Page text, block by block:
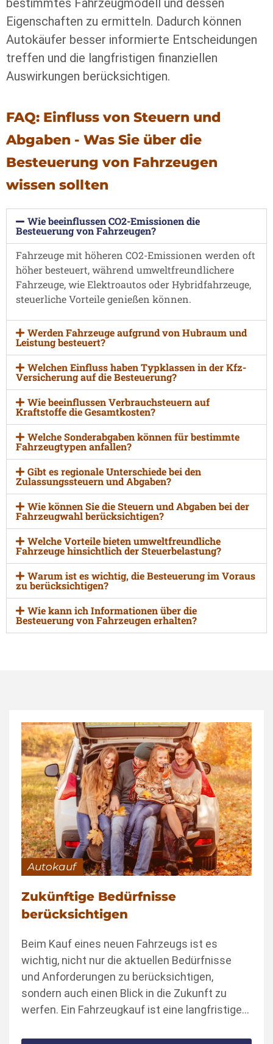
Eigenschaften zu ermitteln. Dadurch können
Autokäufer besser informierte Entscheidungen
treffen und die langfristigen finanziellen
Auswirkungen berücksichtigen.
FAQ: Einfluss von Steuern und
Abgaben - Was Sie über die
Besteuerung von Fahrzeugen
wissen sollten
Wie beeinflussen CO2-Emissionen die
Besteuerung von Fahrzeugen?
Fahrzeuge mit höheren CO2-Emissionen werden oft
höher besteuert, während umweltfreundlichere
Fahrzeuge, wie Elektroautos oder Hybridfahrzeuge,
steuerliche Vorteile genießen können.
Werden Fahrzeuge aufgrund von Hubraum und
Leistung besteuert?
Welchen Einfluss haben Typklassen in der Kfz-
Versicherung auf die Besteuerung?
Wie beeinflussen Verbrauchsteuern auf
Kraftstoffe die Gesamtkosten?
Welche Sonderabgaben können für bestimmte
Fahrzeugtypen anfallen?
Gibt es regionale Unterschiede bei den
Zulassungssteuern und Abgaben?
Wie können Sie die Steuern und Abgaben bei der
Fahrzeugwahl berücksichtigen?
Welche Vorteile bieten umweltfreundliche
Fahrzeuge hinsichtlich der Steuerbelastung?
Warum ist es wichtig, die Besteuerung im Voraus
zu berücksichtigen?
Wie kann ich Informationen über die
Besteuerung von Fahrzeugen erhalten?
Autokauf
Zukünftige Bedürfnisse
berücksichtigen
Beim Kauf eines neuen Fahrzeugs ist es
wichtig, nicht nur die aktuellen Bedürfnisse
und Anforderungen zu berücksichtigen,
sondern auch einen Blick in die Zukunft zu
werfen. Ein Fahrzeugkauf ist eine langfristige…